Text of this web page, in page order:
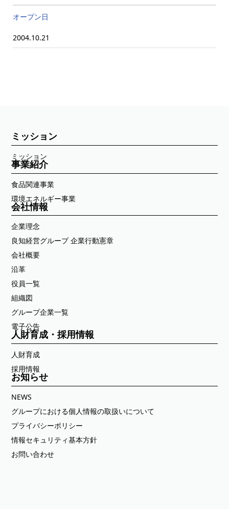
オープン日
2004.10.21
ミッション
ミッション
事業紹介
食品関連事業
環境エネルギー事業
会社情報
企業理念
良知経営グループ 企業行動憲章
会社概要
沿革
役員一覧
組織図
グループ企業一覧
電子公告
人財育成・採用情報
人財育成
採用情報
お知らせ
NEWS
グループにおける個人情報の取扱いについて
プライバシーポリシー
情報セキュリティ基本方針
お問い合わせ